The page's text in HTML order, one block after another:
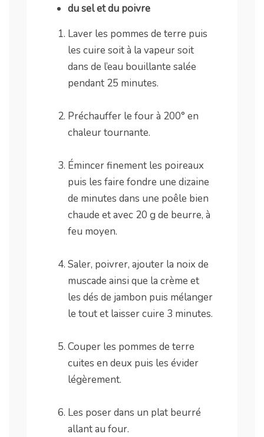
du sel et du poivre
Laver les pommes de terre puis
les cuire soit à la vapeur soit
dans de l’eau bouillante salée
pendant 25 minutes.
Préchauffer le four à 200° en
chaleur tournante.
Émincer finement les poireaux
puis les faire fondre une dizaine
de minutes dans une poêle bien
chaude et avec 20 g de beurre, à
feu moyen.
Saler, poivrer, ajouter la noix de
muscade ainsi que la crème et
les dés de jambon puis mélanger
le tout et laisser cuire 3 minutes.
Couper les pommes de terre
cuites en deux puis les évider
légèrement.
Les poser dans un plat beurré
allant au four.